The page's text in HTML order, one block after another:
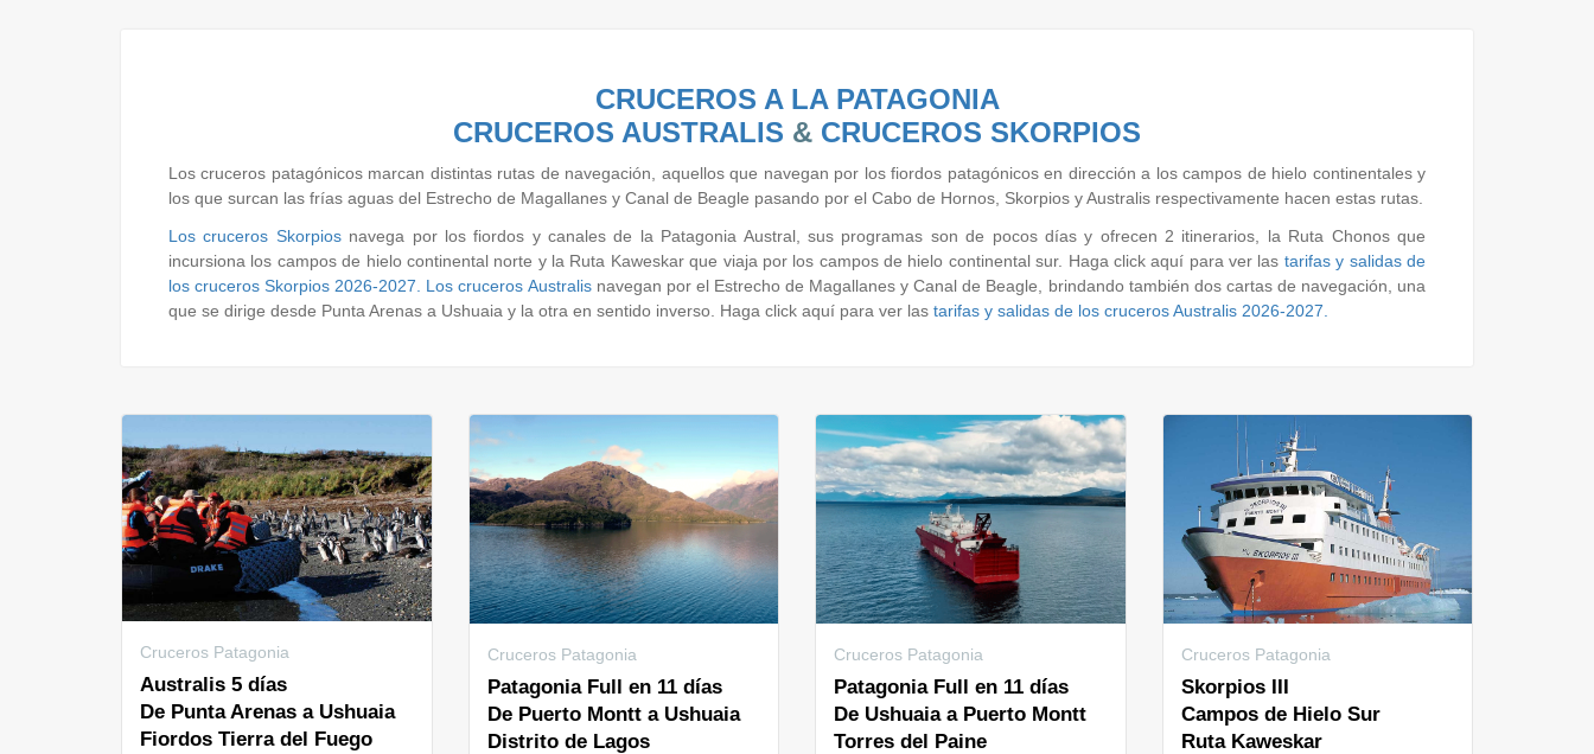
CRUCEROS A LA PATAGONIA
CRUCEROS AUSTRALIS & CRUCEROS SKORPIOS
Los cruceros patagónicos marcan distintas rutas de navegación, aquellos que navegan por los fiordos patagónicos en dirección a los campos de hielo continentales y
los que surcan las frías aguas del Estrecho de Magallanes y Canal de Beagle pasando por el Cabo de Hornos, Skorpios y Australis respectivamente hacen estas rutas.
Los cruceros Skorpiosnavega por los fiordos y canales de la Patagonia Austral, sus programas son de pocos días y ofrecen 2 itinerarios, la Ruta Chonos que
incursiona los campos de hielo continental norte y la Ruta Kaweskar que viaja por los campos de hielo continental sur. Haga click aquí para ver las tarifas y salidas de
los cruceros Skorpios 2026-2027.
Los cruceros Australisnavegan por el Estrecho de Magallanes y Canal de Beagle, brindando también dos cartas de navegación, una
que se dirige desde Punta Arenas a Ushuaia y la otra en sentido inverso. Haga click aquí para ver las tarifas y salidas de los cruceros Australis 2026-2027.
Cruceros Patagonia
Australis 5 días
De Punta Arenas a Ushuaia
Fiordos Tierra del Fuego
Cruceros Patagonia
Patagonia Full en 11 días
De Puerto Montt a Ushuaia
Distrito de Lagos
Cruceros Patagonia
Patagonia Full en 11 días
De Ushuaia a Puerto Montt
Torres del Paine
Cruceros Patagonia
Skorpios III
Campos de Hielo Sur
Ruta Kaweskar